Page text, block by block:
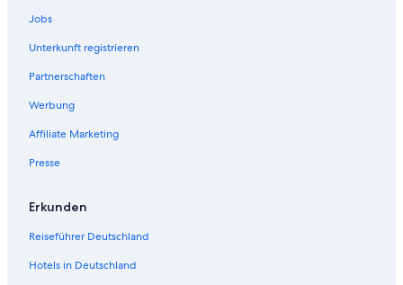
g
n
d
S
i
e
f
n
t
Jobs
Unterkunft registrieren
Partnerschaften
Werbung
Affiliate Marketing
Presse
Erkunden
Reiseführer Deutschland
Hotels in Deutschland